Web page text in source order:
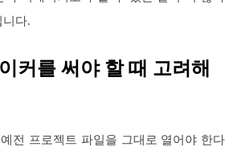
니다.
커를 써야 할 때 고려해
전 프로젝트 파일을 그대로 열어야 한다